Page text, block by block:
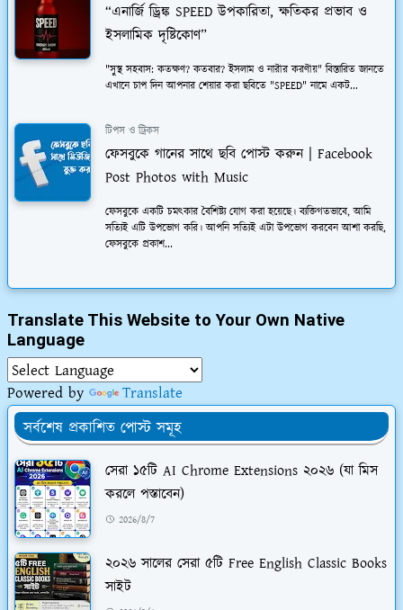
“এনার্জি ড্রিঙ্ক SPEED উপকারিতা, ক্ষতিকর প্রভাব ও
ইসলামিক দৃষ্টিকোণ”
"সুস্থ সহবাস: কতক্ষণ? কতবার? ইসলাম ও নারীর করণীয়" বিস্তারিত জানতে
এখানে চাপ দিন আপনার শেয়ার করা ছবিতে "SPEED" নামে একট...
টিপস ও ট্রিকস
ফেসবুকে গানের সাথে ছবি পোস্ট করুন | Facebook
Post Photos with Music
ফেসবুকে একটি চমত্কার বৈশিষ্ট্য যোগ করা হয়েছে। ব্যক্তিগতভাবে, আমি
সত্যিই এটি উপভোগ করি। আপনি সত্যিই এটা উপভোগ করবেন আশা করছি,
ফেসবুকে প্রকাশ...
Translate This Website to Your Own Native
Language
Powered by
Translate
সর্বশেষ প্রকাশিত পোস্ট সমূহ
সেরা ১৫টি AI Chrome Extensions ২০২৬ (যা মিস
করলে পস্তাবেন)
2026/8/7
২০২৬ সালের সেরা ৫টি Free English Classic Books
সাইট